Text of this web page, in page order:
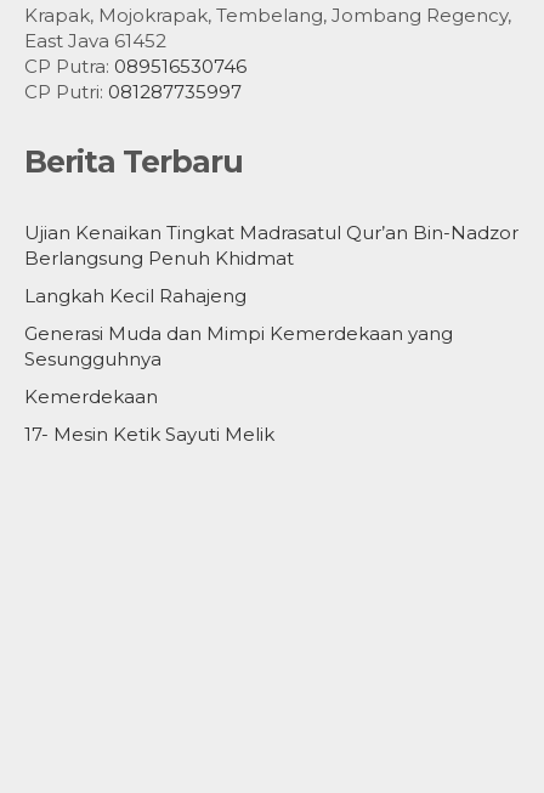
Krapak, Mojokrapak, Tembelang, Jombang Regency,
East Java 61452
CP Putra: 089516530746
CP Putri: 081287735997
Berita Terbaru
Ujian Kenaikan Tingkat Madrasatul Qur’an Bin-Nadzor
Berlangsung Penuh Khidmat
Langkah Kecil Rahajeng
Generasi Muda dan Mimpi Kemerdekaan yang
Sesungguhnya
Kemerdekaan
17- Mesin Ketik Sayuti Melik